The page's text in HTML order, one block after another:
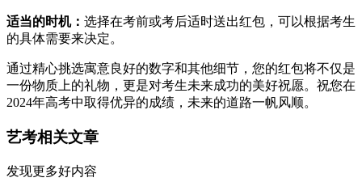
适当的时机： 选择在考前或考后适时送出红包，可以根据考生
的具体需要来决定。
通过精心挑选寓意良好的数字和其他细节，您的红包将不仅是
一份物质上的礼物，更是对考生未来成功的美好祝愿。祝您在
2024年高考中取得优异的成绩，未来的道路一帆风顺。
艺考相关文章
发现更多好内容